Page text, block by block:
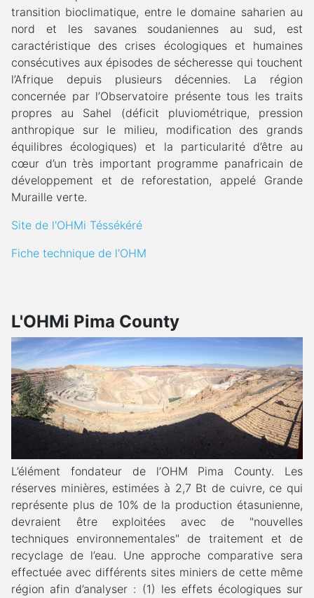
transition bioclimatique, entre le domaine saharien au
nord et les savanes soudaniennes au sud, est
caractéristique des crises écologiques et humaines
consécutives aux épisodes de sécheresse qui touchent
l’Afrique depuis plusieurs décennies. La région
concernée par l’Observatoire présente tous les traits
propres au Sahel (déficit pluviométrique, pression
anthropique sur le milieu, modification des grands
équilibres écologiques) et la particularité d’être au
cœur d’un très important programme panafricain de
développement et de reforestation, appelé Grande
Muraille verte.
Site de l'OHMi Téssékéré
Fiche technique de l'OHM
L'OHMi Pima County
L’élément fondateur de l’OHM Pima County. Les
réserves minières, estimées à 2,7 Bt de cuivre, ce qui
représente plus de 10% de la production étasunienne,
devraient être exploitées avec de "nouvelles
techniques environnementales" de traitement et de
recyclage de l’eau. Une approche comparative sera
effectuée avec différents sites miniers de cette même
région afin d’analyser : (1) les effets écologiques sur